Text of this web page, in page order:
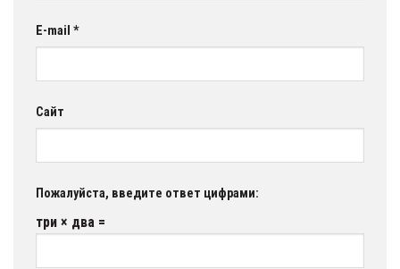
E-mail *
Сайт
Пожалуйста, введите ответ цифрами:
три × два =